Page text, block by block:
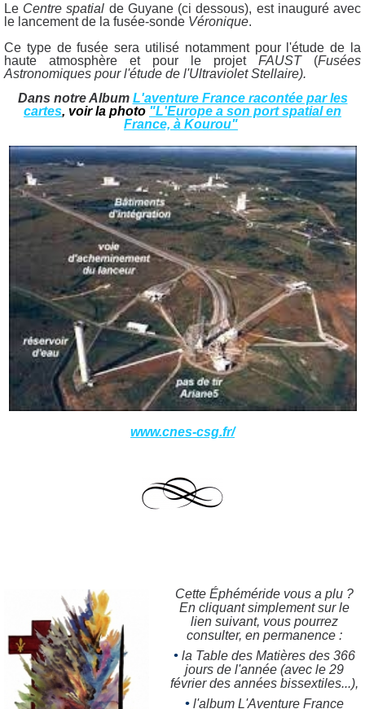
Le Centre spatial de Guyane (ci dessous), est inauguré avec
le lancement de la fusée-sonde Véronique.
Ce type de fusée sera utilisé notamment pour l'étude de la
haute atmosphère et pour le projet FAUST(Fusées
Astronomiques pour l'étude de l'Ultraviolet Stellaire).
Dans notre Album L'aventure France racontée par les
cartes, voir la photo "L'Europe a son port spatial en
France, à Kourou"
www.cnes-csg.fr/
Cette Éphéméride vous a plu ?
En cliquant simplement sur le
lien suivant, vous pourrez
consulter, en permanence :
• la Table des Matières des 366
jours de l'année (avec le 29
février des années bissextiles...),
• l'album L'Aventure France